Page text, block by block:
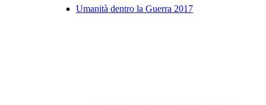
Umanità dentro la Guerra 2017